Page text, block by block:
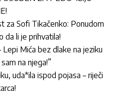
za Sofi Tikačenko: Ponudom
da li je prihvatila!
Mića bez dlake na jeziku
na njega!”
uda*ila ispod pojasa – riječi